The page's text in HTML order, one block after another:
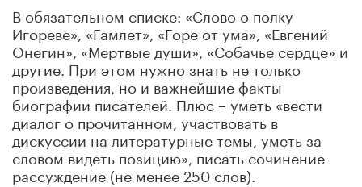
В обязательном списке: «Слово о полку
Игореве», «Гамлет», «Горе от ума», «Евгений
Онегин», «Мертвые души», «Собачье сердце» и
другие. При этом нужно знать не только
произведения, но и важнейшие факты
биографии писателей. Плюс – уметь «вести
диалог о прочитанном, участвовать в
дискуссии на литературные темы, уметь за
словом видеть позицию», писать сочинение-
рассуждение (не менее 250 слов).